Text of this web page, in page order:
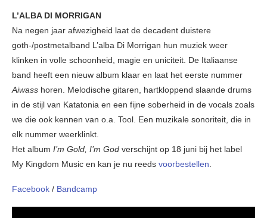
L’ALBA DI MORRIGAN
Na negen jaar afwezigheid laat de decadent duistere
goth-/postmetalband L’alba Di Morrigan hun muziek weer
klinken in volle schoonheid, magie en uniciteit. De Italiaanse
band heeft een nieuw album klaar en laat het eerste nummer
Aiwass horen. Melodische gitaren, hartkloppend slaande drums
in de stijl van Katatonia en een fijne soberheid in de vocals zoals
we die ook kennen van o.a. Tool. Een muzikale sonoriteit, die in
elk nummer weerklinkt.
Het album I’m Gold, I’m God verschijnt op 18 juni bij het label
My Kingdom Music en kan je nu reeds voorbestellen
Facebook / Bandcamp